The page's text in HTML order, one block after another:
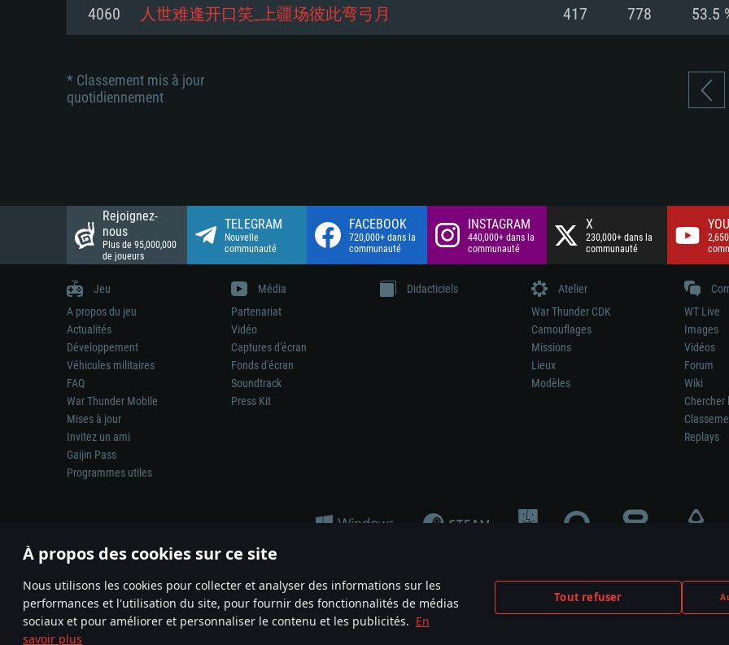
À propos des cookies sur ce site
Nous utilisons les cookies pour collecter et analyser des informations sur les
performances et l'utilisation du site, pour fournir des fonctionnalités de médias
sociaux et pour améliorer et personnaliser le contenu et les publicités. En
savoir plus
Tout refuser
4060 人世难逢开口笑_上疆场彼此弯弓月 417 778 53.5
* Classement mis à jour
quotidiennement
Rejoignez-
nous
Plus de 95,000,000
de joueurs
TELEGRAM
Nouvelle
communauté
FACEBOOK
720,000+ dans la
communauté
INSTAGRAM
440,000+ dans la
communauté
X
230,000+ dans la
communauté
Jeu
A propos du jeu
Actualités
Développement
Véhicules militaires
FAQ
War Thunder Mobile
Mises à jour
Invitez un ami
Gaijin Pass
Programmes utiles
Média
Partenariat
Vidéo
Captures d'écran
Fonds d'écran
Soundtrack
Press Kit
Didacticiels
Atelier
War Thunder CDK
Camouflages
Missions
Lieux
Modèles
WT Live
Images
Vidéos
Forum
Wiki
Chercher
Replays
La représentation d’une arme ou d’un véhicule réel dans ce jeu ne signifie pas la participation au développement du jeu, le sponsoring ou à
© 2011—2026 Gaijin Games Kft. All trademarks, logos and brand names are the property of their respective owners.
Termes et conditions